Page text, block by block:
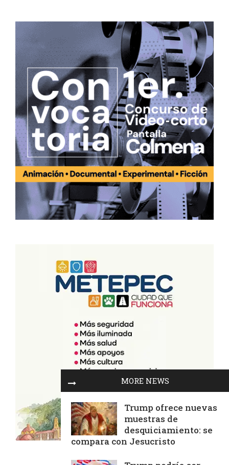
MORE NEWS
Trump ofrece nuevas
muestras de
desquiciamiento: se
compara con Jesucristo